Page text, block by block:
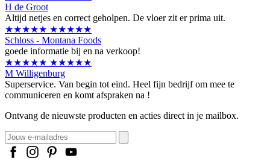
H de Groot
Altijd netjes en correct geholpen. De vloer zit er prima uit.
★★★★★ ★★★★★
Schloss - Montana Foods
goede informatie bij en na verkoop!
★★★★★ ★★★★★
M Willigenburg
Superservice. Van begin tot eind. Heel fijn bedrijf om mee te
communiceren en komt afspraken na !
Ontvang de nieuwste producten en acties direct in je mailbox.